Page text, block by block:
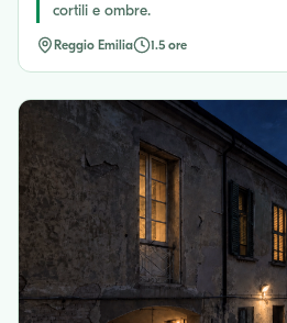
cortili e ombre.
Reggio Emilia 1.5 ore